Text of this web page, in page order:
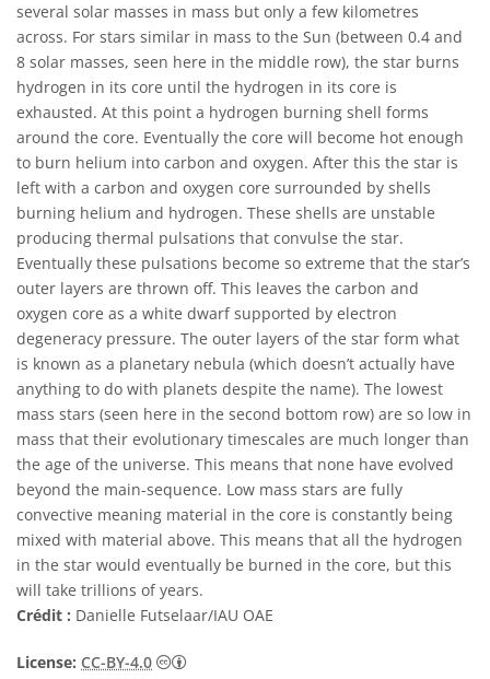
several solar masses in mass but only a few kilometres
across. For stars similar in mass to the Sun (between 0.4 and
8 solar masses, seen here in the middle row), the star burns
hydrogen in its core until the hydrogen in its core is
exhausted. At this point a hydrogen burning shell forms
around the core. Eventually the core will become hot enough
to burn helium into carbon and oxygen. After this the star is
left with a carbon and oxygen core surrounded by shells
burning helium and hydrogen. These shells are unstable
producing thermal pulsations that convulse the star.
Eventually these pulsations become so extreme that the star’s
outer layers are thrown off. This leaves the carbon and
oxygen core as a white dwarf supported by electron
degeneracy pressure. The outer layers of the star form what
is known as a planetary nebula (which doesn’t actually have
anything to do with planets despite the name). The lowest
mass stars (seen here in the second bottom row) are so low in
mass that their evolutionary timescales are much longer than
the age of the universe. This means that none have evolved
beyond the main-sequence. Low mass stars are fully
convective meaning material in the core is constantly being
mixed with material above. This means that all the hydrogen
in the star would eventually be burned in the core, but this
will take trillions of years.
Crédit : Danielle Futselaar/IAU OAE
License: CC-BY-4.0 Creative Commons (CC) Attribution 4.0